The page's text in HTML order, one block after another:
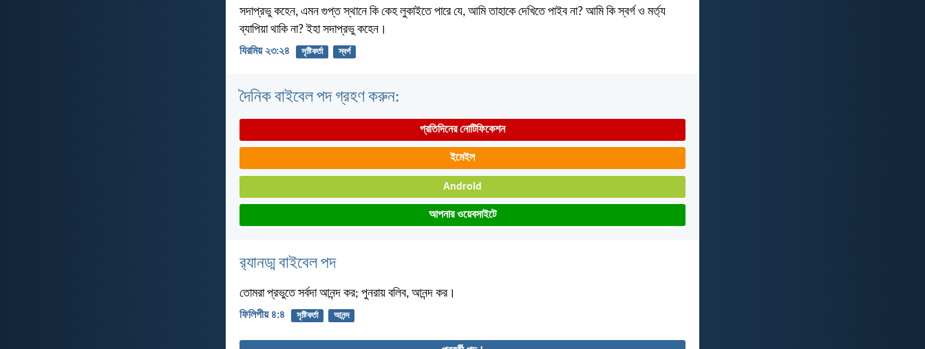
সদাপ্রভু কহেন, এমন গুপ্ত স্থানে কি কেহ লুকাইতে পারে যে, আমি তাহাকে দেখিতে পাইব না? আমি কি স্বর্গ ও মর্ত্য
ব্যাপিয়া থাকি না? ইহা সদাপ্রভু কহেন।
যিরমিয় ২৩:২৪ সৃষ্টিকর্তা স্বর্গ
দৈনিক বাইবেল পদ গ্রহণ করুন:
প্রতিদিনের নোটিফিকেশন
ইমেইল
Android
আপনার ওয়েবসাইটে
র‌্যানড্ম বাইবেল পদ
তোমরা প্রভুতে সর্বদা আনন্দ কর; পুনরায় বলিব, আনন্দ কর।
ফিলিপীয় ৪:৪ সৃষ্টিকর্তা আনন্দ